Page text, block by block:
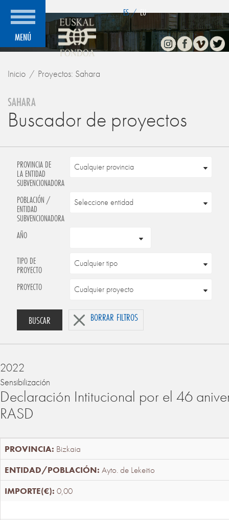
MENÚ
ES / EU
InstagramFacebook
Vimeo
Inicio Proyectos: Sahara
SAHARA
Buscador de proyectos
PROVINCIA DE
LA ENTIDAD
SUBVENCIONADORA
POBLACIÓN /
ENTIDAD
SUBVENCIONADORA
AÑO
TIPO DE
PROYECTO
PROYECTO
BUSCAR BORRAR FILTROS
2022
Sensibilización
Declaración Intitucional por el 46
RASD
Bizkaia
Ayto. de Lekeitio
0,00